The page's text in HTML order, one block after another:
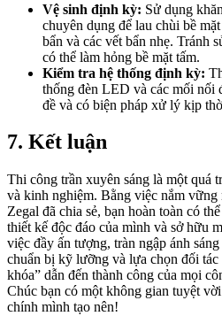
Vệ sinh định kỳ: Sử dụng
chuyên dụng để lau chùi bề
bẩn và các vết bẩn nhẹ. Tránh
có thể làm hỏng bề mặt tấm.
Kiểm tra hệ thống định kỳ:
thống đèn LED và các mối nối
đề và có biện pháp xử lý kịp
7. Kết luận
Thi công trần xuyên sáng là một quá
và kinh nghiệm. Bằng việc nắm
Zegal đã chia sẻ, bạn hoàn toàn có
thiết kế độc đáo của mình và sở hữu
việc đầy ấn tượng, tràn ngập ánh
chuẩn bị kỹ lưỡng và lựa chọn đối
khóa” dẫn đến thành công của mọi
Chúc bạn có một không gian tuyệt
chính mình tạo nên!